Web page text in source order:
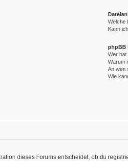
Welche
Kann
phpBB
Wer hat
Warum
An wen
Wie
dieses Forums entscheidet, ob du